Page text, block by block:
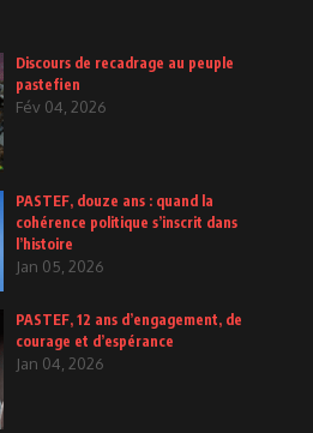
Discours de recadrage au peuple
pastefien
Fév 04, 2026
PASTEF, douze ans : quand la
cohérence politique s’inscrit dans
l’histoire
Jan 05, 2026
PASTEF, 12 ans d’engagement, de
courage et d’espérance
Jan 04, 2026